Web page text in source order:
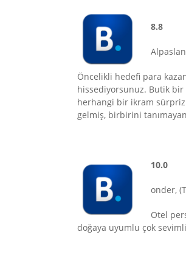
8.8
Öncelikli hedefi para
hissediyorsunuz. Butik bir
herhangi bir ikram
gelmiş, birbirini
10.0
onder,
Otel
doğaya uyumlu çok